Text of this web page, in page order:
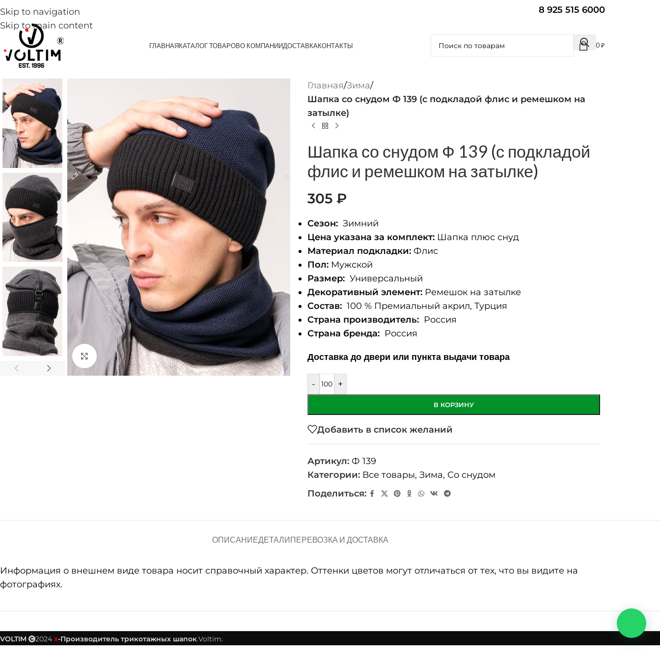
Skip to navigation
Skip to main content
8 925 515 6000
ГЛАВНАЯКАТАЛОГ ТОВАРОВО КОМПАНИИДОСТАВКАКОНТАКТЫ 0₽
Нажмите, чтобы увеличить
Главная/Зима/
Шапка со снудом Ф 139 (с подкладой флис и ремешком на
затылке)
Шапка со снудом Ф 139 (с подкладой
флис и ремешком на затылке)
305 ₽
Сезон:Зимний
Цена указана за комплект:Шапка плюс снуд
Материал подкладки:Флис
Пол:Мужской
Размер:Универсальный
Декоративный элемент:Ремешок на затылке
Состав:100 % Премиальный акрил, Турция
Страна производитель:Россия
Страна бренда:Россия
Доставка до двери или пункта выдачи товара
- +
В КОРЗИНУ
Добавить в список желаний
Артикул: Ф 139
Категории: Все товары, Зима, Со снудом
Поделиться:
ОПИСАНИЕДЕТАЛИПЕРЕВОЗКА И ДОСТАВКА
Информация о внешнем виде товара носит справочный характер. Оттенки цветов могут отличаться от тех, что вы видите на
фотографиях.
VOLTIM 2024 X-Производитель трикотажных шапок.Voltim.